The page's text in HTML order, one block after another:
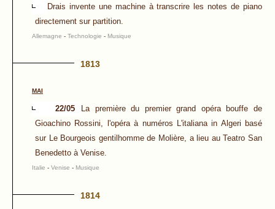
Drais invente une machine à transcrire les notes de piano
directement sur partition.
Allemagne - Technologie - Musique
1813
MAI
22/05
La première du premier grand opéra bouffe de
Gioachino Rossini, l'opéra à numéros L'italiana in Algeri basé
sur Le Bourgeois gentilhomme de Molière, a lieu au Teatro San
Benedetto à Venise.
Italie - Venise - Musique
1814